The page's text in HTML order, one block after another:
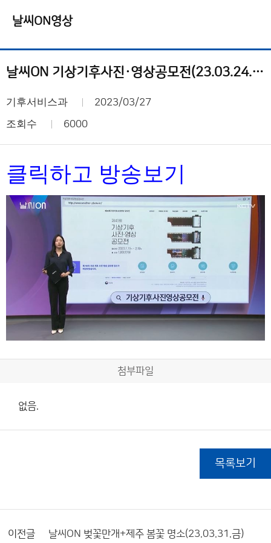
날씨ON영상
날씨ON 기상기후사진·영상공모전(23.03.24.금)
기후서비스과 2023/03/27
조회수 6000
클릭하고 방송보기
첨부파일
없음.
목록보기
이전글 날씨ON 벚꽃만개+제주 봄꽃 명소(23.03.31.금)